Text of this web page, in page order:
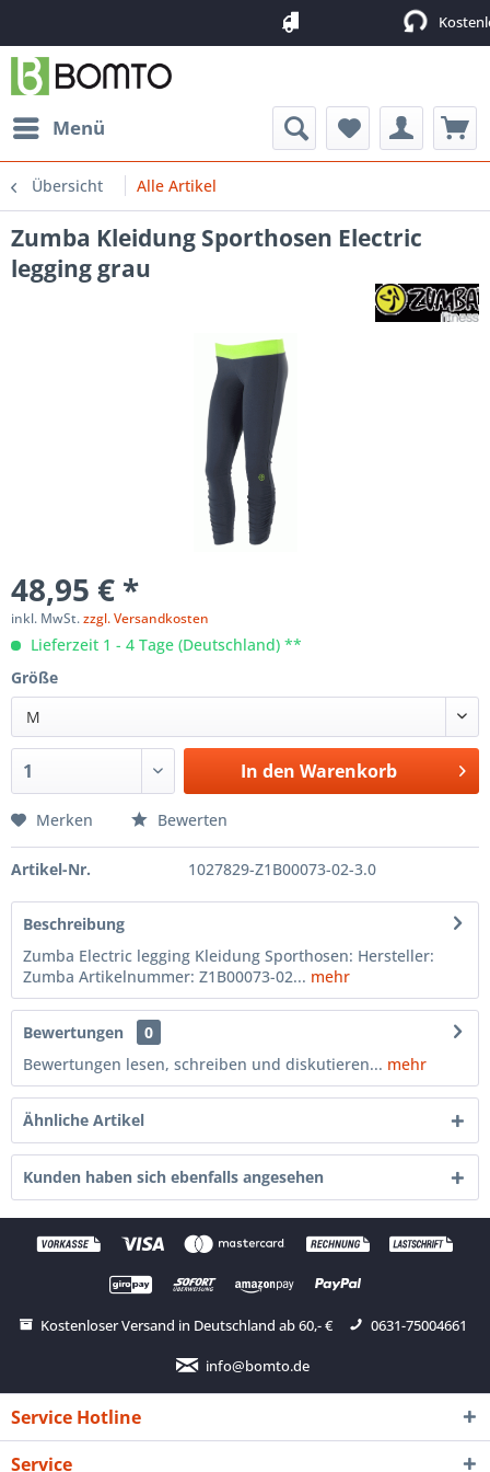
Kostenloser
Kostenloser
Menü
Übersicht Alle Artikel
Zumba Kleidung Sporthosen Electric
legging grau
48,95 € *
inkl. MwSt.zzgl. Versandkosten
Lieferzeit 1 - 4 Tage (Deutschland) **
Größe
M
In den Warenkorb
Merken Bewerten
Artikel-Nr. 1027829-Z1B00073-02-3.0
Beschreibung
Zumba Electric legging Kleidung Sporthosen: Hersteller:
Zumba Artikelnummer: Z1B00073-02... mehr
Bewertungen
0
Bewertungen lesen, schreiben und diskutieren... mehr
Ähnliche Artikel
Kunden haben sich ebenfalls angesehen
Kostenloser Versand in Deutschland ab 60,- € 0631-75004661
info@bomto.de
Service Hotline
Service